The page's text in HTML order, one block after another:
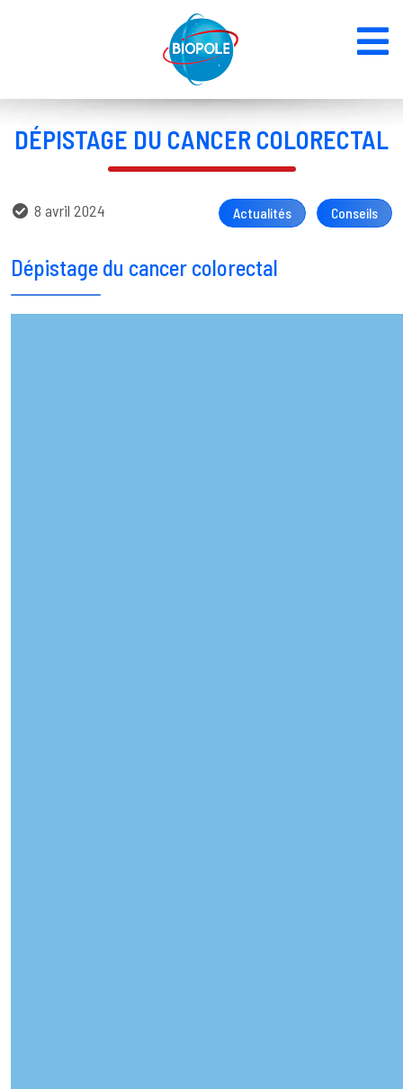
DÉPISTAGE DU CANCER COLORECTAL
8 avril 2024 Actualités Conseils
Dépistage du cancer colorectal